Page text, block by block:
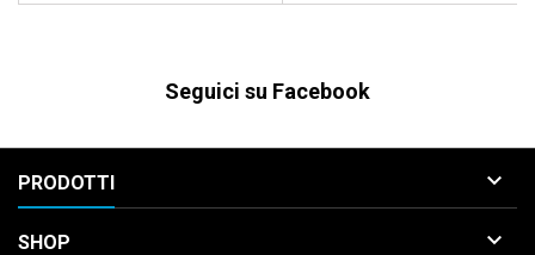
Seguici su Facebook
PRODOTTI 
SHOP 